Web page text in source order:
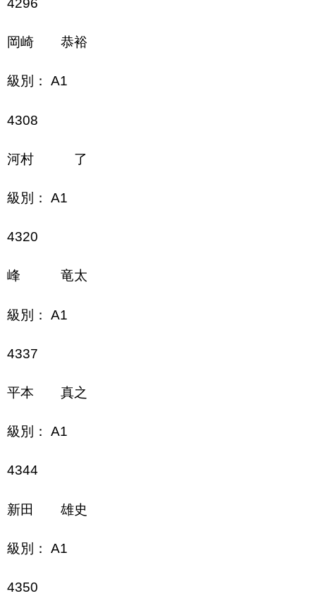
4296
岡崎 恭裕
級別： A1
4308
河村 了
級別： A1
4320
峰 竜太
級別： A1
4337
平本 真之
級別： A1
4344
新田 雄史
級別： A1
4350